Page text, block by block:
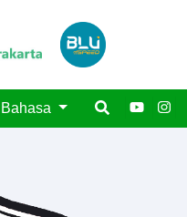
Bahasa